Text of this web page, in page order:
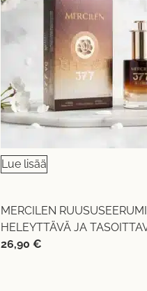
Lue lisää
MERCILEN
HELEYTTÄVÄ JA
26,90 €